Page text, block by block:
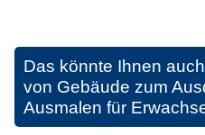
Das könnte Ihnen
von Gebäude zum
Ausmalen für